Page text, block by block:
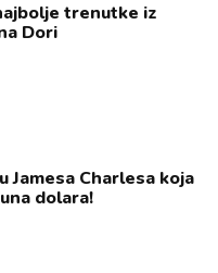
trenutke iz
Dori
Jamesa Charlesa koja
dolara!